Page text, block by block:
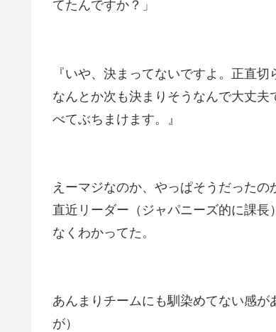
てたんですか？」
『いや、決まってないですよ。正直
なんとか次も決まりそうなんで大丈
べてぶちまけます。』
えーマジなのか、やっぱそうだったの
直近リーダー（ジャパニーズ的に課
なくわかってた。
あんまりチームにも馴染めてない感
が）